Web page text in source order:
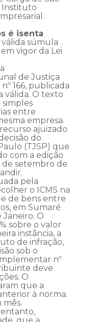
Instituto
é isenta
súmula
vigor da Lei
de Justiça
166, publicada
válida. O texto
simples
entre
empresa.
ajuizado
do
(TJSP) que
com a edição
de setembro de
pela
o ICMS na
de bens entre
em Sumaré
Janeiro. O
sobre o valor
instância, a
de infração,
sob o
nº
deve
O
que a
à norma.
mês.
entanto,